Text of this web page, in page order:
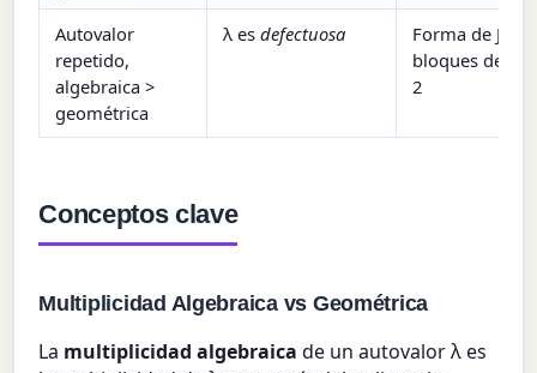
Autovalor
repetido,
algebraica >
geométrica
λ es defectuosa
Forma de
bloques de
2
Conceptos clave
Multiplicidad Algebraica vs Geométrica
La multiplicidad algebraica de un autovalor λ es